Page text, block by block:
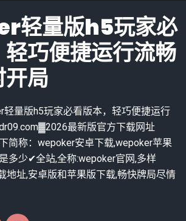
轻量版h5玩家必
巧便捷运行流畅
局
量版h5玩家必看版本，轻巧便捷运行
最新版官方下载网址
简称：wepoker安卓下载,wepoker苹果
多少✔全站,全称:wepoker官网,多样
地址,安卓版和苹果版下载,畅快牌局尽情